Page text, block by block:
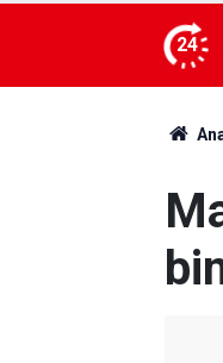
24
"Vicdanın ve